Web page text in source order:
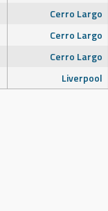
Cerro Largo
Cerro Largo
Cerro Largo
Liverpool